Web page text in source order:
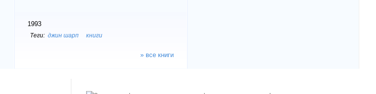
1993
джин шарп книги
» все книги